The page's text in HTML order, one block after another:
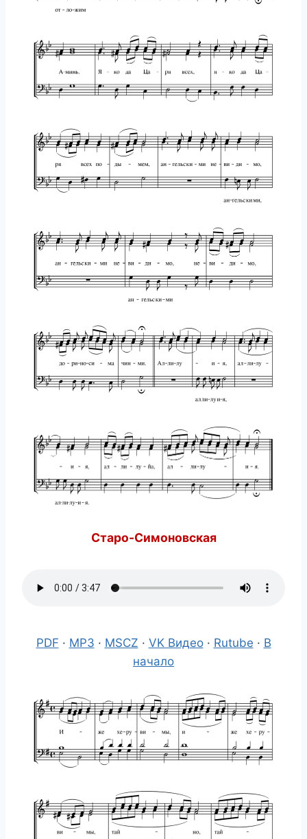
Старо-Симоновская
PDF · MP3 · MSCZ · VK Видео· Rutube · В
начало